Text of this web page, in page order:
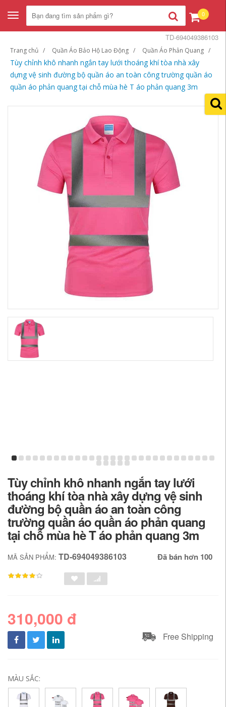
Toggle
navigation
0
Trang chủ Quần Áo Bảo Hộ Lao Động Quần Áo Phản Quang
Tùy chỉnh khô nhanh ngắn tay lưới thoáng khí tòa nhà xây
dựng vệ sinh đường bộ quần áo an toàn công trường quần áo
quần áo phản quang tại chỗ mùa hè T áo phản quang 3m
TD-694049386103
Tùy chỉnh khô nhanh ngắn tay lưới
thoáng khí tòa nhà xây dựng vệ sinh
đường bộ quần áo an toàn công
trường quần áo quần áo phản quang
tại chỗ mùa hè T áo phản quang 3m
MÃ SẢN PHẨM: TD-694049386103 Đã bán hơn 100
310,000 đ
Free Shipping
MÀU SẮC: